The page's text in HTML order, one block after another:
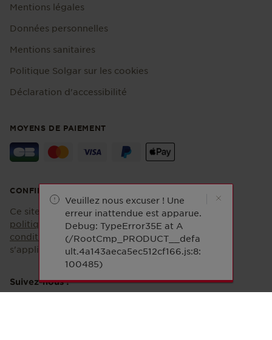
Mentions légales
Données personnelles
Mentions sanitaires
Politique Solgar sur les cookies
Déclaration d'accessibilité
MOYENS DE PAIEMENT
CONFIDENTIALITÉ
Ce site est protégé par reCAPTCHA et la
politique de confidentialitéet les
conditions d'utilisationde Google
s'appliquent.
Suivez-nous !
Veuillez nous excuser ! Une
erreur inattendue est apparue.
Debug: TypeError35E at A
(/RootCmp_PRODUCT__defa
ult.4a143aeca5ec512cf166.js:8:
100485)